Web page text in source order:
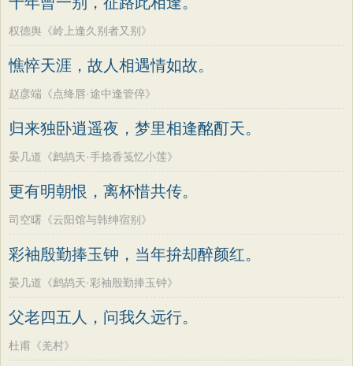
权德舆《岭上逢久别者又别》
憔悴天涯，故人相遇情如故。
赵彦端《点绛唇·途中逢管倅》
归来独卧逍遥夜，梦里相逢酩酊天。
晏几道《鹧鸪天·手捻香笺忆小莲》
更有明朝恨，离杯惜共传。
司空曙《云阳馆与韩绅宿别》
彩袖殷勤捧玉钟，当年拚却醉颜红。
晏几道《鹧鸪天·彩袖殷勤捧玉钟》
父老四五人，问我久远行。
杜甫《羌村》